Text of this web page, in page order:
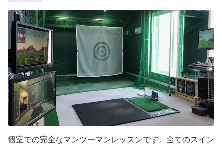
個室での完全なマンツーマンレッスンです。全てのスイン